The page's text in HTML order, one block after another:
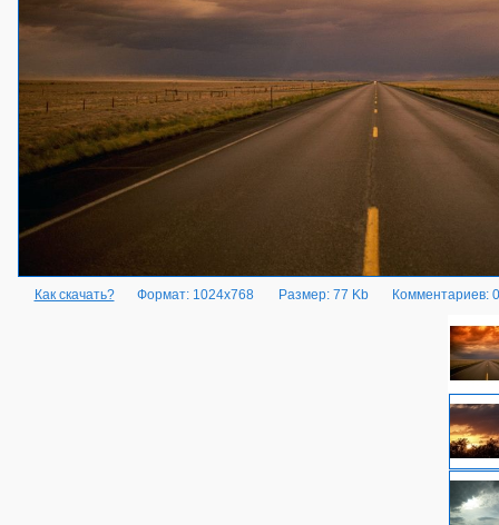
Как скачать? Формат: 1024x768 Размер: 77 Kb Комментариев: 0